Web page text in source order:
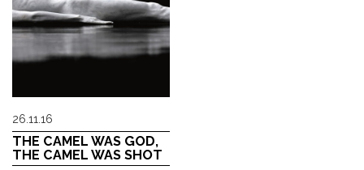
26.11.16
THE CAMEL WAS GOD,
THE CAMEL WAS SHOT